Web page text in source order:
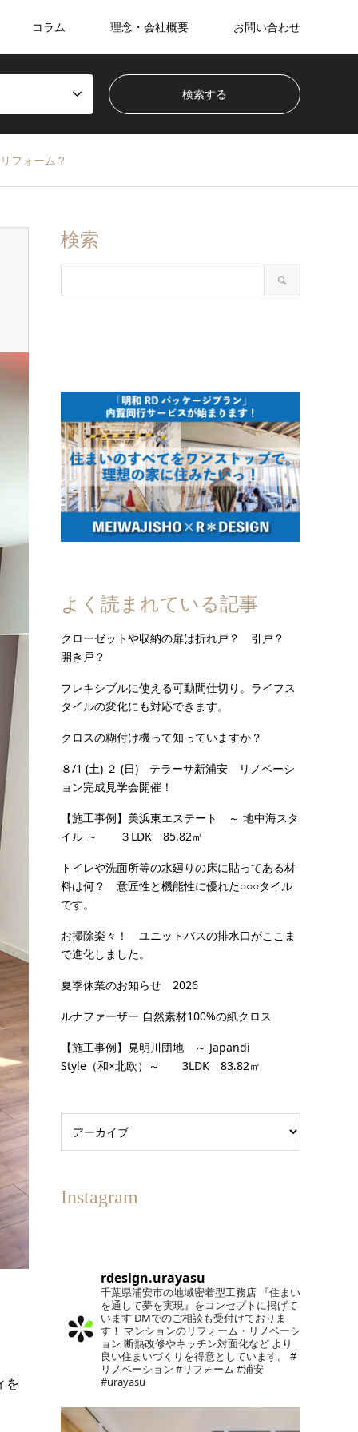
コラム 理念・会社概要 お問い合わせ
フォーム？
を
検索
よく読まれている記事
クローゼットや収納の扉は折れ戸？ 引戸？
開き戸？
フレキシブルに使える可動間仕切り。ライフス
タイルの変化にも対応できます。
クロスの糊付け機って知っていますか？
８/1 (土) ２ (日) テラーサ新浦安 リノベーシ
ョン完成見学会開催！
【施工事例】美浜東エステート ～ 地中海スタ
イル ～ ３LDK 85.82㎡
トイレや洗面所等の水廻りの床に貼ってある材
料は何？ 意匠性と機能性に優れた○○○タイル
です。
お掃除楽々！ ユニットバスの排水口がここま
で進化しました。
夏季休業のお知らせ 2026
ルナファーザー 自然素材100%の紙クロス
【施工事例】見明川団地 ～ Japandi
Style（和×北欧）～ 3LDK 83.82㎡
Instagram
rdesign.urayasu
千葉県浦安市の地域密着型工務店 『住まい
を通して夢を実現』をコンセプトに掲げて
います DMでのご相談も受付けておりま
す！ マンションのリフォーム・リノベーシ
ョン 断熱改修やキッチン対面化など より
良い住まいづくりを得意としています。
#
リノベーション #リフォーム #浦安
#urayasu